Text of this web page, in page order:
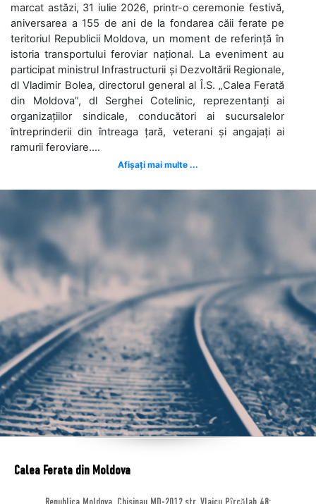
marcat astăzi, 31 iulie 2026, printr-o ceremonie festivă,
aniversarea a 155 de ani de la fondarea căii ferate pe
teritoriul Republicii Moldova, un moment de referință în
istoria transportului feroviar național. La eveniment au
participat ministrul Infrastructurii și Dezvoltării Regionale,
dl Vladimir Bolea, directorul general al Î.S. „Calea Ferată
din Moldova”, dl Serghei Cotelinic, reprezentanți ai
organizațiilor sindicale, conducători ai sucursalelor
întreprinderii din întreaga țară, veterani și angajați ai
ramurii feroviare....
Afișați mai multe ...
Calea Ferata din Moldova